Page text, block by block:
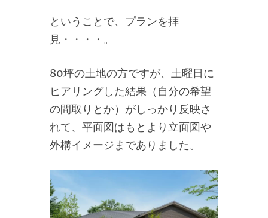
ということで、プランを拝
見・・・・。
80坪の土地の方ですが、土曜日に
ヒアリングした結果（自分の希望
の間取りとか）がしっかり反映さ
れて、平面図はもとより立面図や
外構イメージまでありました。